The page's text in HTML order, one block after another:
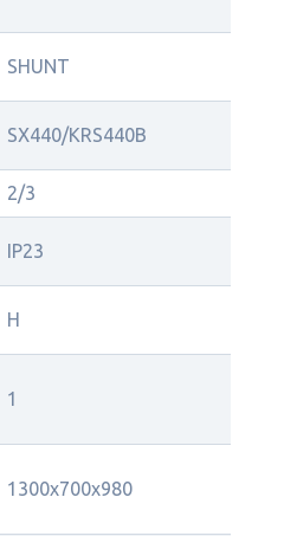
SHUNT
SX440/KRS440B
2/3
IP23
Н
1
1300х700х980